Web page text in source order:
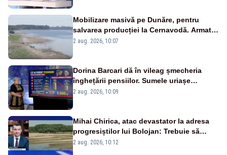
Mobilizare masivă pe Dunăre, pentru
salvarea producției la Cernavodă. Armata
va detona o stâncă și va devia apa
2 aug. 2026, 10:07
Dorina Barcari dă în vileag șmecheria
înghețării pensiilor. Sumele uriașe
pierdute de fiecare român
2 aug. 2026, 10:09
Mihai Chirica, atac devastator la adresa
progresiștilor lui Bolojan: Trebuie să
protejăm și natura, dar nu șținem omaneii
2 aug. 2026, 10:12